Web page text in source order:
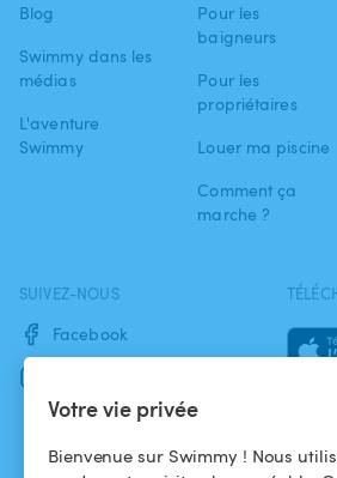
Votre vie privée
Bienvenue sur Swimmy ! Nous
Blog
Swimmy dans les
médias
L'aventure
Swimmy
Pour les
baigneurs
Pour les
propriétaires
Louer ma piscine
Comment ça
marche ?
SUIVEZ-NOUS
Facebook